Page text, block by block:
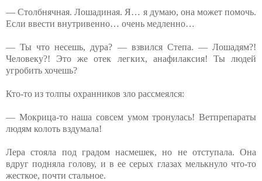
— Столбнячная. Лошадиная. Я… я думаю, она может помочь.
Если ввести внутривенно… очень медленно…
— Ты что несешь, дура? — взвился Степа. — Лошадям?!
Человеку?! Это же отек легких, анафилаксия! Ты людей
угробить хочешь?
Кто-то из толпы охранников зло рассмеялся:
— Мокрица-то наша совсем умом тронулась! Ветпрепараты
людям колоть вздумала!
Лера стояла под градом насмешек, но не отступала. Она
вдруг подняла голову, и в ее серых глазах мелькнуло что-то
жесткое, почти стальное.